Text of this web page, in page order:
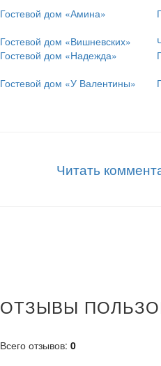
Гостевой дом «Амина»
Гостевой дом «Вишневских»
Гостевой дом «Надежда»
Гостевой дом «У Валентины»
Читать
ОТЗЫВЫ
Всего отзывов: 0